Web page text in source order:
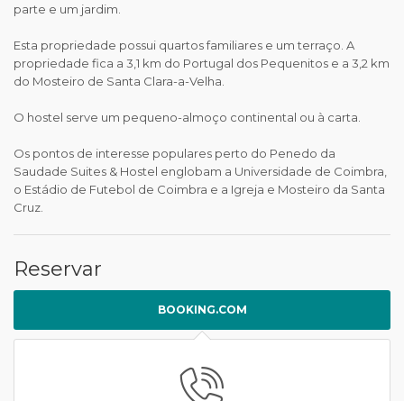
parte e um jardim.
Esta propriedade possui quartos familiares e um terraço. A
propriedade fica a 3,1 km do Portugal dos Pequenitos e a 3,2 km
do Mosteiro de Santa Clara-a-Velha.
O hostel serve um pequeno-almoço continental ou à carta.
Os pontos de interesse populares perto do Penedo da
Saudade Suites & Hostel englobam a Universidade de Coimbra,
o Estádio de Futebol de Coimbra e a Igreja e Mosteiro da Santa
Cruz.
Reservar
BOOKING.COM